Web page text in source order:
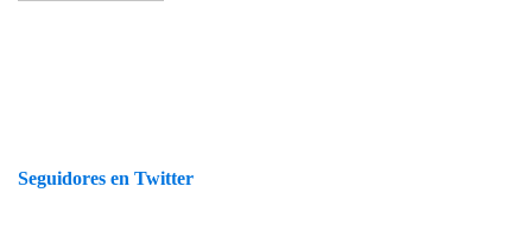
Seguidores en Twitter